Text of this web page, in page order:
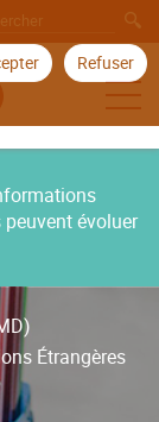
Refuser
évoluer
Étrangères